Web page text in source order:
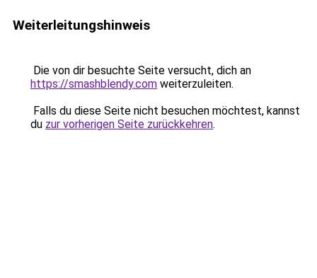
Weiterleitungshinweis
Die von dir besuchte Seite versucht, dich an
https://smashblendy.com weiterzuleiten.
Falls du diese Seite nicht besuchen möchtest, kannst
du zur vorherigen Seite zurückkehren.